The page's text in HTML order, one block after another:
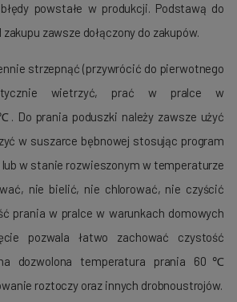
powstałe w produkcji. Podstawą do
zawsze dołączony do zakupów.
strzepnąć (przywrócić do pierwotnego
wietrzyć, prać w pralce w
Do prania poduszki należy zawsze użyć
w suszarce bębnowej stosując program
w stanie rozwieszonym w temperaturze
nie bielić, nie chlorować, nie czyścić
prania w pralce w warunkach domowych
pozwala łatwo zachować czystość
dozwolona temperatura prania 60℃
roztoczy oraz innych drobnoustrojów.